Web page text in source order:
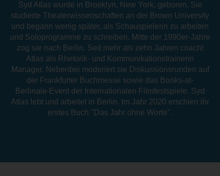
Syd Atlas wurde in Brooklyn, New York, geboren. Sie
studierte Theaterwissenschaften an der Brown University
und begann wenig später, als Schauspielerin zu arbeiten
und Soloprogramme zu schreiben. Mitte der 1990er-Jahre
zog sie nach Berlin. Seit mehr als zehn Jahren coacht
Atlas als Rhetorik- und Kommunikationstrainerin
Manager. Nebenbei moderiert sie Diskussionsrunden auf
der Frankfurter Buchmesse sowie das Books-at-
Berlinale-Event der Internationalen Filmfestspiele. Syd
Atlas lebt und arbeitet in Berlin. Im Jahr 2020 erschien ihr
erstes Buch "Das Jahr ohne Worte".